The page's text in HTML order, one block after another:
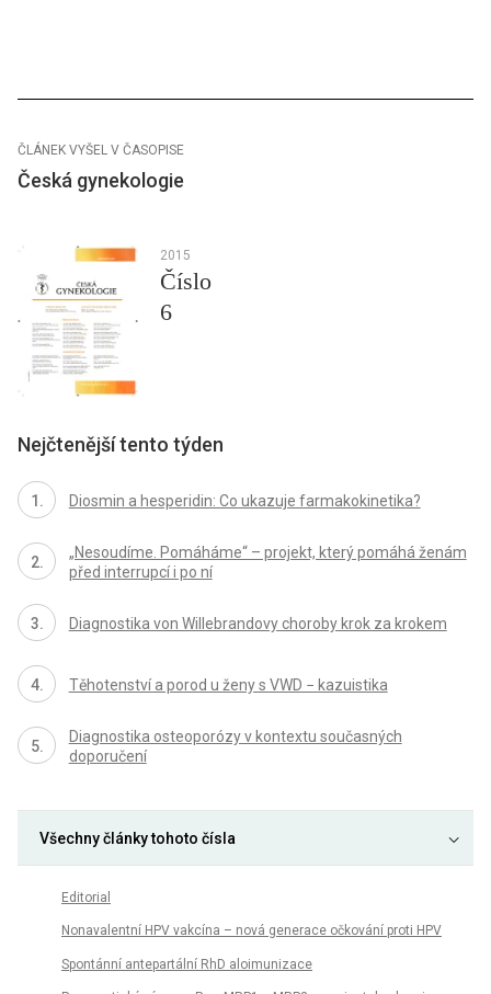
ČLÁNEK VYŠEL V ČASOPISE
Česká gynekologie
2015
Číslo
6
Nejčtenější tento týden
Diosmin a hesperidin: Co ukazuje farmakokinetika?
„Nesoudíme. Pomáháme“ – projekt, který pomáhá ženám
před interrupcí i po ní
Diagnostika von Willebrandovy choroby krok za krokem
Těhotenství a porod u ženy s VWD − kazuistika
Diagnostika osteoporózy v kontextu současných
doporučení
Všechny články tohoto čísla
Editorial
Nonavalentní HPV vakcína – nová generace očkování proti HPV
Spontánní antepartální RhD aloimunizace